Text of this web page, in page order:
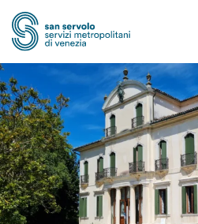
Skip to main content